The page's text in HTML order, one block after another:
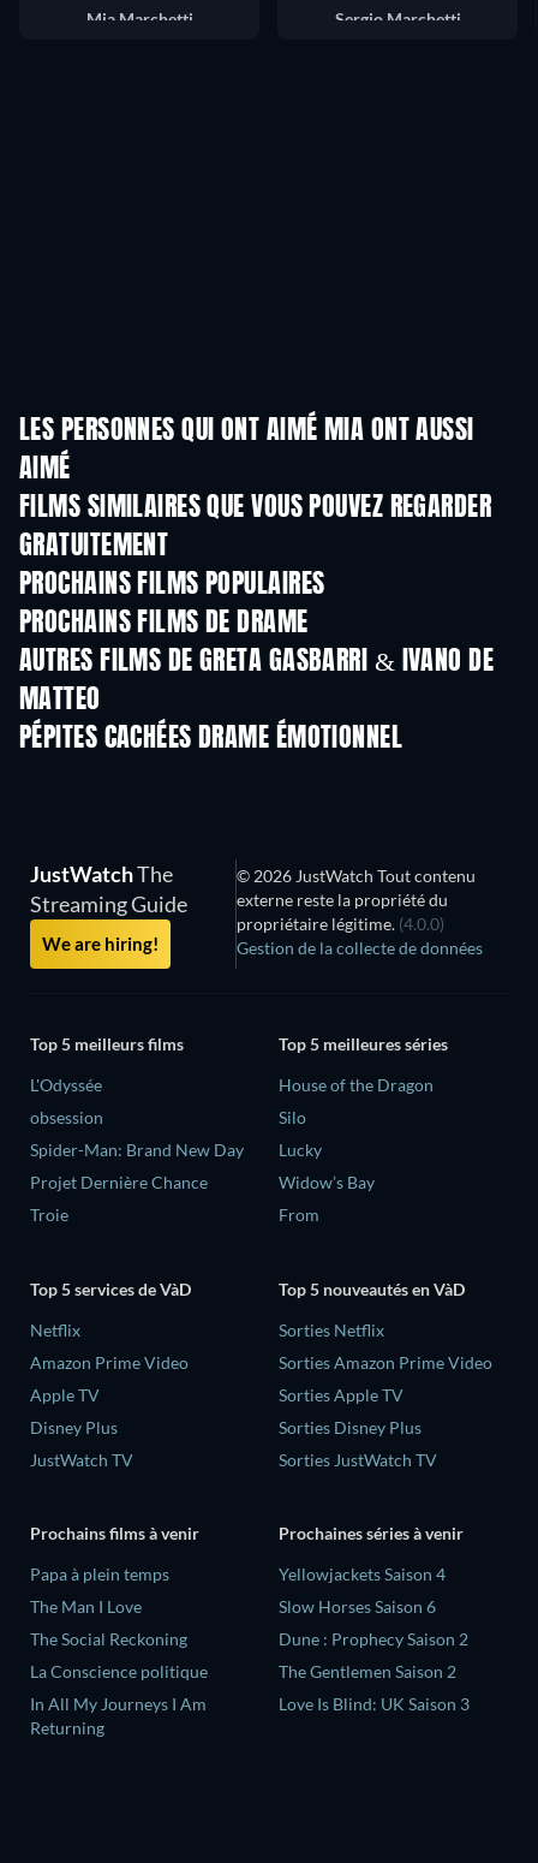
Mia Marchetti
Sergio Marchetti
LES PERSONNES QUI ONT AIMÉ MIA ONT AUSSI
AIMÉ
FILMS SIMILAIRES QUE VOUS POUVEZ REGARDER
GRATUITEMENT
PROCHAINS FILMS POPULAIRES
PROCHAINS FILMS DE DRAME
AUTRES FILMS DE GRETA GASBARRI & IVANO DE
MATTEO
PÉPITES CACHÉES DRAME ÉMOTIONNEL
Série
JustWatchThe
Streaming Guide
We are hiring!
© 2026 JustWatch Tout contenu
externe reste la propriété du
propriétaire légitime. (4.0.0)
Gestion de la collecte de données
Top 5 meilleurs films
L'Odyssée
obsession
Spider-Man: Brand New Day
Projet Dernière Chance
Troie
Top 5 meilleures séries
House of the Dragon
Silo
Lucky
Widow’s Bay
From
Top 5 services de VàD
Netflix
Amazon Prime Video
Apple TV
Disney Plus
JustWatch TV
Top 5 nouveautés en VàD
Sorties Netflix
Sorties Amazon Prime Video
Sorties Apple TV
Sorties Disney Plus
Sorties JustWatch TV
Prochains films à venir
‎Papa à plein temps
The Man I Love
The Social Reckoning
La Conscience politique
In All My Journeys I Am
Returning
Prochaines séries à venir
Yellowjackets Saison 4
Slow Horses Saison 6
Dune : Prophecy Saison 2
The Gentlemen Saison 2
Love Is Blind: UK Saison 3